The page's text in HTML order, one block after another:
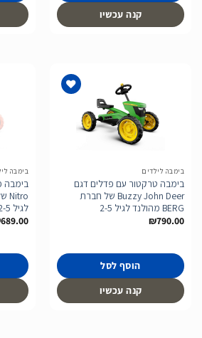
קנה עכשיו
בימבה לילדים
בימבה טרקטור עם פדלים דגם
Buzzy John Deer של חברת
BERG מהולנד לגיל 2-5
₪790.00
הוסף לסל
קנה עכשיו
בימבה
לגיל 2-5
689.00